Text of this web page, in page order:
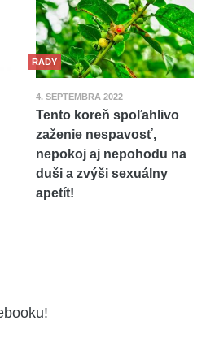
RADY
4. SEPTEMBRA 2022
Tento koreň spoľahlivo
zaženie nespavosť,
nepokoj aj nepohodu na
duši a zvýši sexuálny
apetít!